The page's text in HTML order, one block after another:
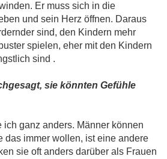
Er muss sich in die
und sein Herz öffnen. Daraus
sind, den Kindern mehr
spielen, eher mit den Kindern
sind .
sie könnten Gefühle
ich ganz anders. Männer können
das immer wollen, ist eine andere
sie oft anders darüber als Frauen